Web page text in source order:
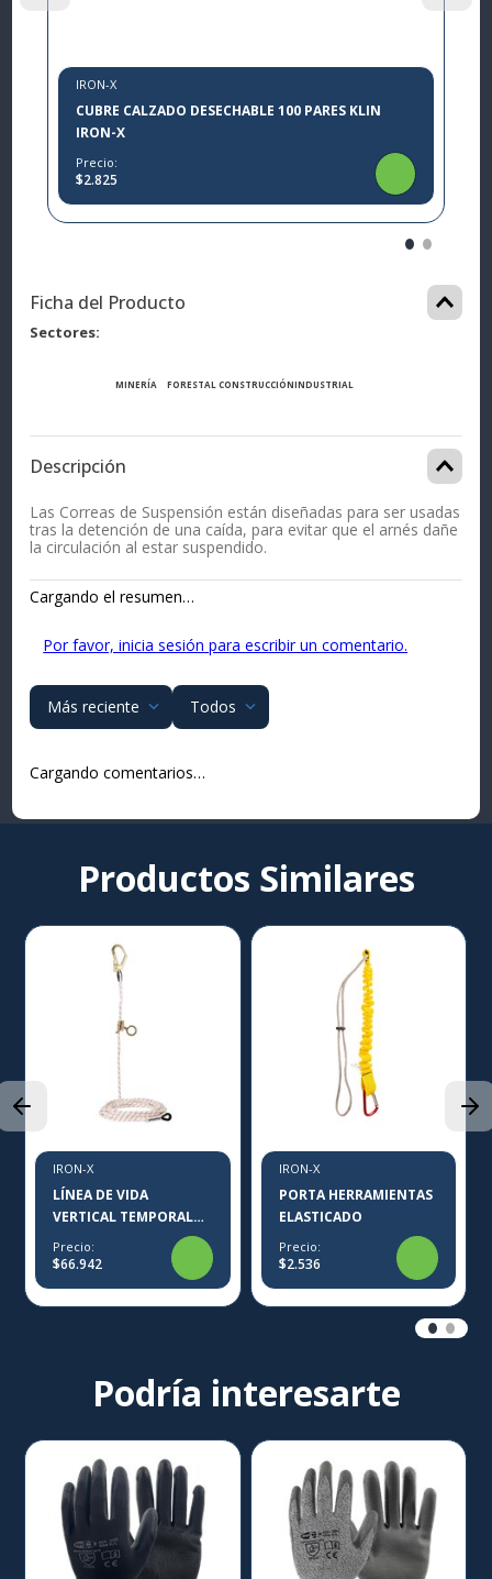
IRON-X
CUBRE CALZADO DESECHABLE 100 PARES KLIN
IRON-X
Precio:
$2.825
Ficha del Producto
Sectores
MINERÍA FORESTAL CONSTRUCCIÓNINDUSTRIAL
Descripción
Las Correas de Suspensión están diseñadas para ser usadas
tras la detención de una caída, para evitar que el arnés dañe
la circulación al estar suspendido.
Cargando el resumen…
Por favor, inicia sesión para escribir un comentario.
Más reciente Todos
Cargando comentarios…
Productos Similares
IRON-X
LÍNEA DE VIDA
VERTICAL TEMPORAL
PLOMO IRON-X
Precio:
$66.942
IRON-X
PORTA HERRAMIENTAS
ELASTICADO
Precio:
$2.536
Podría interesarte